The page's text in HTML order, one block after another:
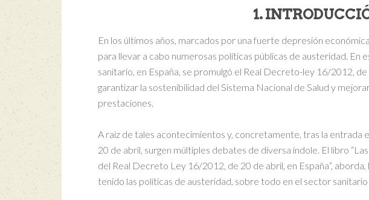
1.
En los últimos años, marcados por una fuerte depresión
para llevar a cabo numerosas políticas públicas de austeridad. En
sanitario, en España, se promulgó el Real Decreto-ley 16/2012,
garantizar la sostenibilidad del Sistema Nacional de Salud y
prestaciones.
A raíz de tales acontecimientos y, concretamente, tras la entrada
20 de abril, surgen múltiples debates de diversa índole. El libro
del Real Decreto Ley 16/2012, de 20 de abril, en España”,
tenido las políticas de austeridad, sobre todo en el sector